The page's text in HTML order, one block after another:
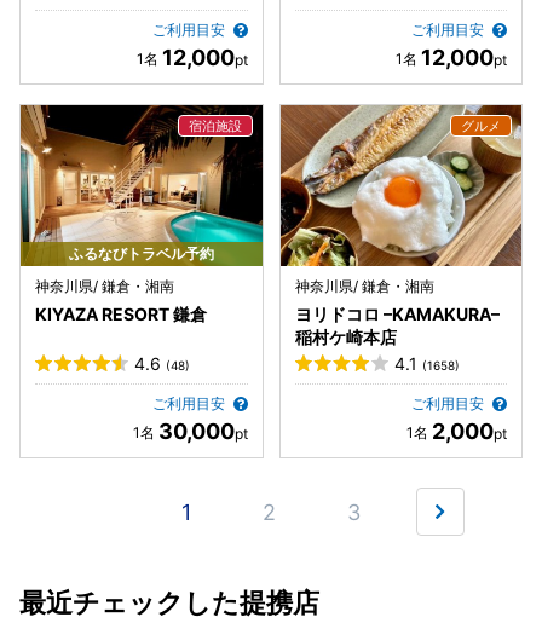
ご利用目安
12,000
ご利用目安
12,000
ふるなびトラベル予約
神奈川県/ 鎌倉・湘南
KIYAZA RESORT 鎌倉
4.6 (48)
ご利用目安
30,000
神奈川県/ 鎌倉・湘南
ヨリドコロ –KAMAKURA–
稲村ケ崎本店
4.1 (1658)
ご利用目安
2,000
1 2 3
最近チェックした提携店